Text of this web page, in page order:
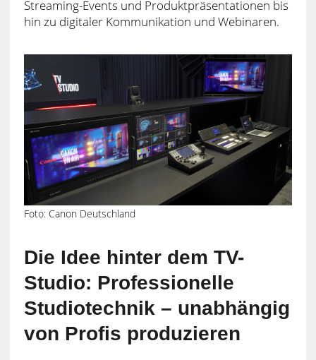
Streaming-Events und Produktpräsentationen bis
hin zu digitaler Kommunikation und Webinaren.
Foto: Canon Deutschland
Die Idee hinter dem TV-
Studio: Professionelle
Studiotechnik – unabhängig
von Profis produzieren